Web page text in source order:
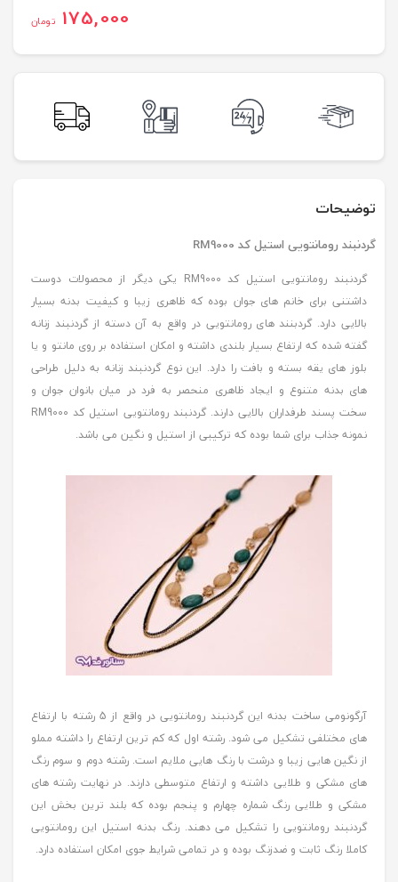
175,000 تومان
توضیحات
گردنبند رومانتویی استیل کد RM9000
گردنبند رومانتویی استیل کد RM9000 یکی دیگر از محصولات دوست
داشتنی برای خانم های جوان بوده که ظاهری زیبا و کیفیت بدنه بسیار
بالایی دارد. گردبنند های رومانتویی در واقع به آن دسته از گردنبند زنانه
گفته شده که ارتفاع بسیار بلندی داشته و امکان استفاده بر روی مانتو و یا
بلوز های یقه بسته و بافت را دارد. این نوع گردنبند زنانه به دلیل طراحی
های بدنه متنوع و ایجاد ظاهری منحصر به فرد در میان بانوان جوان و
سخت پسند طرفداران بالایی دارند. گردنبند رومانتویی استیل کد RM9000
نمونه جذاب برای شما بوده که ترکیبی از استیل و نگین می باشد.
آرگونومی ساخت بدنه این گردنبند رومانتویی در واقع از 5 رشته با ارتفاع
های مختلفی تشکیل می شود. رشته اول که کم ترین ارتفاع را داشته مملو
از نگین هایی زیبا و درشت با رنگ هایی ملایم است. رشته دوم و سوم رنگ
های مشکی و طلایی داشته و ارتفاع متوسطی دارند. در نهایت رشته های
مشکی و طلایی رنگ شماره چهارم و پنجم بوده که بلند ترین بخش این
گردنبند رومانتویی را تشکیل می دهند. رنگ بدنه استیل این رومانتویی
کاملا رنگ ثابت و ضدزنگ بوده و در تمامی شرایط جوی امکان استفاده دارد.